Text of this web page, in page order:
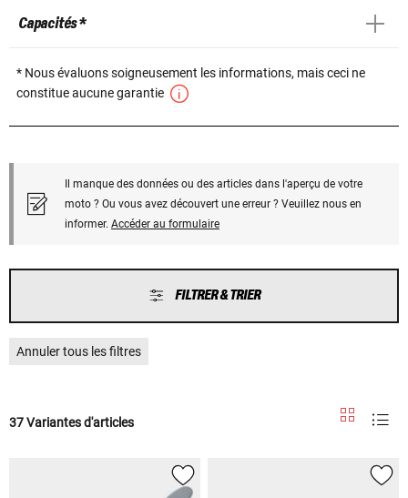
Capacités *
* Nous évaluons soigneusement les informations, mais ceci ne
constitue aucune garantie
Il manque des données ou des articles dans l'aperçu de votre
moto ? Ou vous avez découvert une erreur ? Veuillez nous en
informer. Accéder au formulaire
FILTRER & TRIER
Annuler tous les filtres
37 Variantes d'articles